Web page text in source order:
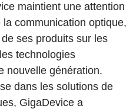
maintient une attention
communication optique,
ses produits sur les
technologies
nouvelle génération.
dans les solutions de
GigaDevice a